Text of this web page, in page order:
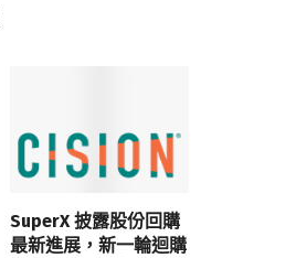
SuperX 披露股份回購
最新進展，新一輪迴購